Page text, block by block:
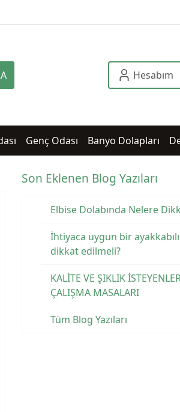
Hesabım
Genç Odası Banyo Dolapları
Son Eklenen Blog Yazıları
Elbise Dolabında Nelere
İhtiyaca uygun bir
dikkat edilmeli?
KALİTE VE ŞIKLIK
ÇALIŞMA MASALARI
Tüm Blog Yazıları